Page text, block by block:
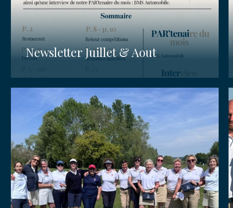
Newsletter Juillet & Aout